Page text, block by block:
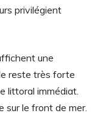
privilégient
une
reste très forte
littoral immédiat.
sur le front de mer.